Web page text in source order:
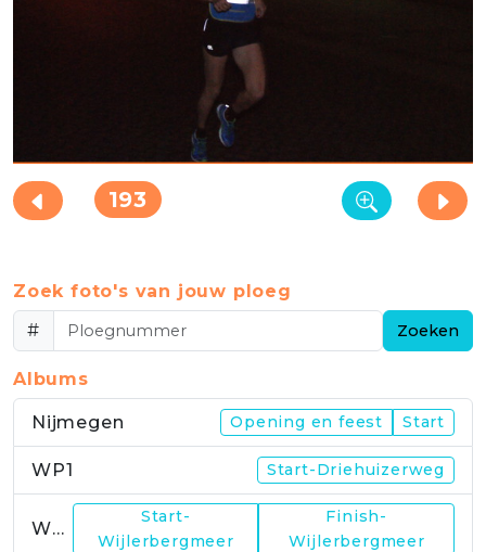
193
Zoek foto's van jouw ploeg
#
Zoeken
Albums
Nijmegen Opening en feest Start
WP1 Start-Driehuizerweg
WP2
Start-
Wijlerbergmeer
Finish-
Wijlerbergmeer